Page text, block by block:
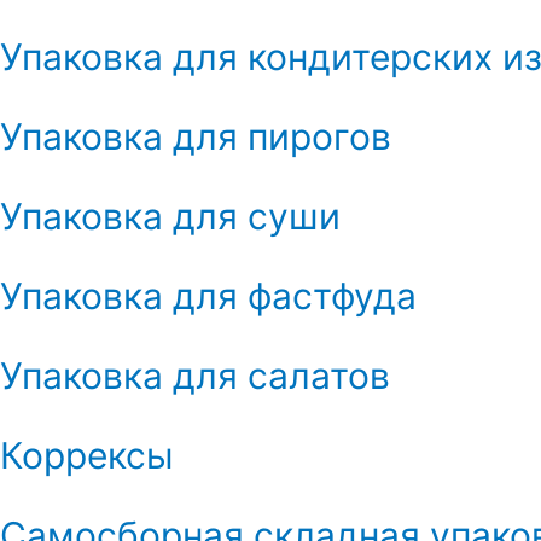
Упаковка для кондитерских
Упаковка для пирогов
Упаковка для суши
Упаковка для фастфуда
Упаковка для салатов
Коррексы